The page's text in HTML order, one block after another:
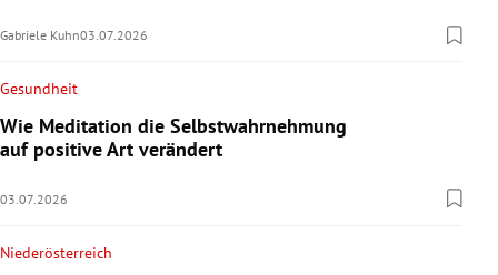
Gabriele Kuhn03.07.2026
Gesundheit
Wie Meditation die Selbstwahrnehmung
auf positive Art verändert
03.07.2026
Niederösterreich